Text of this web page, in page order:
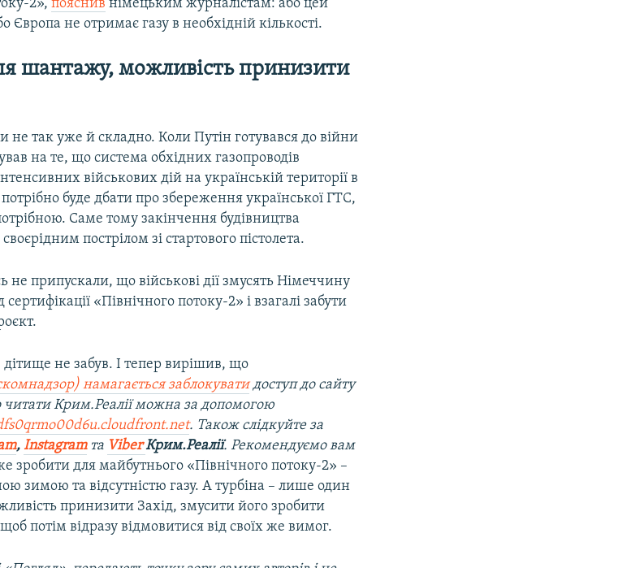
2»,пояснив німецьким журналістам: або цей
Європа не отримає газу в необхідній кількості.
шантажу, можливість принизити
не так уже й складно. Коли Путін готувався до війни
на те, що система обхідних газопроводів
військових дій на українській території в
буде дбати про збереження української ГТС,
Саме тому закінчення будівництва
пострілом зі стартового пістолета.
не припускали, що військові дії змусять Німеччину
сертифікації «Північного потоку-2» і взагалі забути
не забув. І тепер вирішив, що
намагається заблокуватидоступ до сайту
Крим.Реалії можна за допомогою
. Також слідкуйте за
,Instagramта ViberКрим.Реалії. Рекомендуємо вам
зробити для майбутнього «Північного потоку-2» –
зимою та відсутністю газу. А турбіна – лише один
принизити Захід, змусити його зробити
потім відразу відмовитися від своїх же вимог.